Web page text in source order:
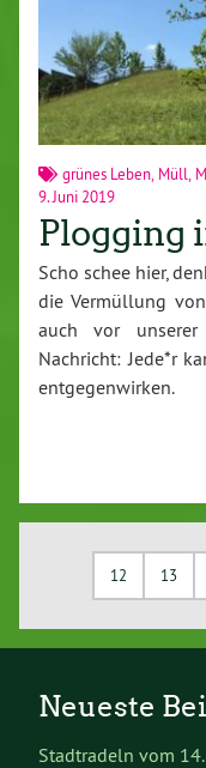
grünes Leben, Müll,
9. Juni 2019
Plogging
Scho schee hier,
die Vermüllung
auch vor
Nachricht: Jede*r
entgegenwirken.
12 13
Neueste
Stadtradeln vom